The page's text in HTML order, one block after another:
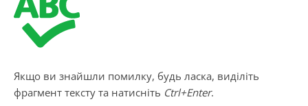
Якщо ви знайшли помилку, будь ласка, виділіть
фрагмент тексту та натисніть Ctrl+Enter.